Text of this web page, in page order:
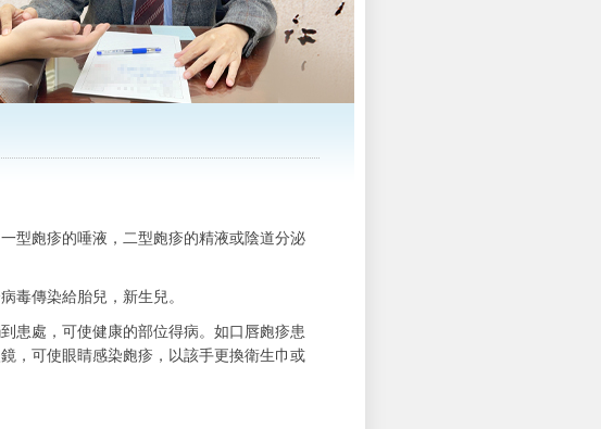
型皰疹的唾液，二型皰疹的精液或陰道分泌
毒傳染給胎兒，新生兒。
患處，可使健康的部位得病。如口唇皰疹患
，可使眼睛感染皰疹，以該手更換衛生巾或